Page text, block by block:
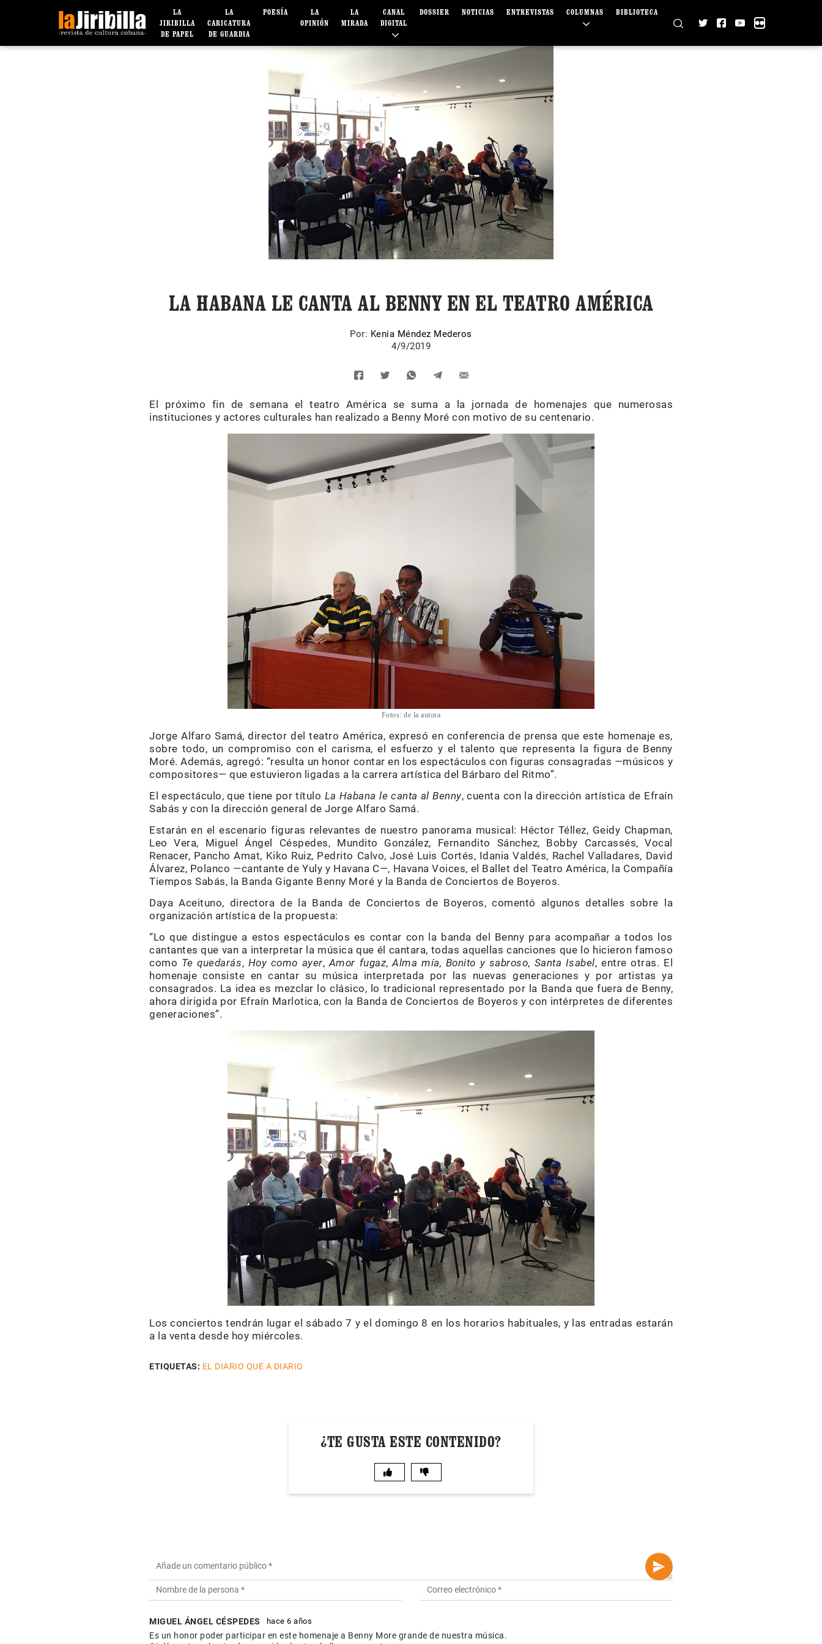
LA
JIRIBILLA
DE PAPEL
LA
CARICATURA
DE GUARDIA
POESÍA
LA
OPINIÓN
LA
MIRADA
CANAL
DIGITAL
DOSSIER NOTICIAS ENTREVISTAS COLUMNAS BIBLIOTECA
LA HABANA LE CANTA AL BENNY EN EL TEATRO AMÉRICA
Por: Kenia Méndez Mederos
4/9/2019
El próximo fin de semana el teatro América se suma a la jornada de homenajes que numerosas
instituciones y actores culturales han realizado a Benny Moré con motivo de su centenario.
Fotos: de la autora
Jorge Alfaro Samá, director del teatro América, expresó en conferencia de prensa que este homenaje es,
sobre todo, un compromiso con el carisma, el esfuerzo y el talento que representa la figura de Benny
Moré. Además, agregó: “resulta un honor contar en los espectáculos con figuras consagradas —músicos y
compositores— que estuvieron ligadas a la carrera artística del Bárbaro del Ritmo”.
El espectáculo, que tiene por título La Habana le canta al Benny, cuenta con la dirección artística de Efraín
Sabás y con la dirección general de Jorge Alfaro Samá.
Estarán en el escenario figuras relevantes de nuestro panorama musical: Héctor Téllez, Geidy Chapman,
Leo Vera, Miguel Ángel Céspedes, Mundito González, Fernandito Sánchez, Bobby Carcassés, Vocal
Renacer, Pancho Amat, Kiko Ruiz, Pedrito Calvo, José Luis Cortés, Idania Valdés, Rachel Valladares, David
Álvarez, Polanco —cantante de Yuly y Havana C—, Havana Voices, el Ballet del Teatro América, la Compañía
Tiempos Sabás, la Banda Gigante Benny Moré y la Banda de Conciertos de Boyeros.
Daya Aceituno, directora de la Banda de Conciertos de Boyeros, comentó algunos detalles sobre la
organización artística de la propuesta:
“Lo que distingue a estos espectáculos es contar con la banda del Benny para acompañar a todos los
cantantes que van a interpretar la música que él cantara, todas aquellas canciones que lo hicieron famoso
como Te quedarás, Hoy como ayer,Amor fugaz,Alma mía, Bonito y sabroso, Santa Isabel, entre otras. El
homenaje consiste en cantar su música interpretada por las nuevas generaciones y por artistas ya
consagrados. La idea es mezclar lo clásico, lo tradicional representado por la Banda que fuera de Benny,
ahora dirigida por Efraín Marlotica, con la Banda de Conciertos de Boyeros y con intérpretes de diferentes
generaciones”.
Los conciertos tendrán lugar el sábado 7 y el domingo 8 en los horarios habituales, y las entradas estarán
a la venta desde hoy miércoles.
ETIQUETAS: EL DIARIO QUE A DIARIO
¿TE GUSTA ESTE CONTENIDO?
MIGUEL ÁNGEL CÉSPEDES hace 6 años
Es un honor poder participar en este homenaje a Benny More grande de nuestra música.